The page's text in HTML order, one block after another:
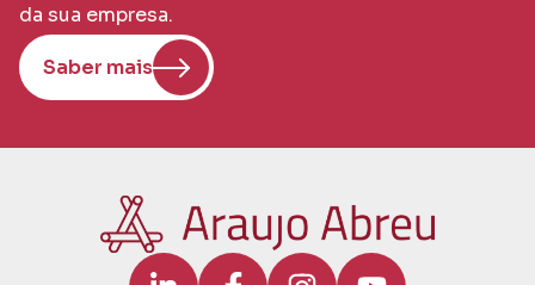
da sua empresa.
Saber mais